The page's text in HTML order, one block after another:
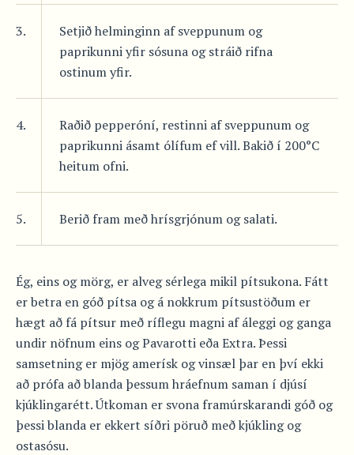
3.
Setjið helminginn af sveppunum og
paprikunni yfir sósuna og stráið rifna
ostinum yfir.
4.
Raðið pepperóní, restinni af sveppunum og
paprikunni ásamt ólífum ef vill. Bakið í 200°C
heitum ofni.
5. Berið fram með hrísgrjónum og salati.
Ég, eins og mörg, er alveg sérlega mikil pítsukona. Fátt
er betra en góð pítsa og á nokkrum pítsustöðum er
hægt að fá pítsur með ríflegu magni af áleggi og ganga
undir nöfnum eins og Pavarotti eða Extra. Þessi
samsetning er mjög amerísk og vinsæl þar en því ekki
að prófa að blanda þessum hráefnum saman í djúsí
kjúklingarétt. Útkoman er svona framúrskarandi góð og
þessi blanda er ekkert síðri pöruð með kjúkling og
ostasósu.